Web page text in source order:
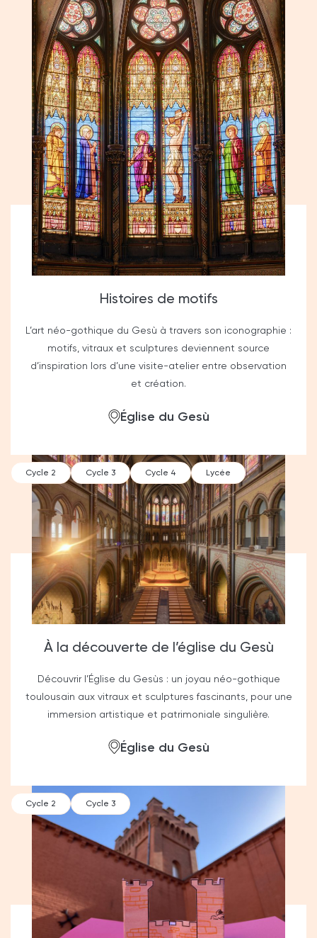
Histoires de motifs
L’art néo-gothique du Gesù à travers son iconographie :
motifs, vitraux et sculptures deviennent source
d’inspiration lors d’une visite-atelier entre observation
et création.
Église du Gesù
Cycle 2 Cycle 3 Cycle 4 Lycée
À la découverte de l’église du Gesù
Découvrir l’Église du Gesùs : un joyau néo-gothique
toulousain aux vitraux et sculptures fascinants, pour une
immersion artistique et patrimoniale singulière.
Église du Gesù
Cycle 2 Cycle 3